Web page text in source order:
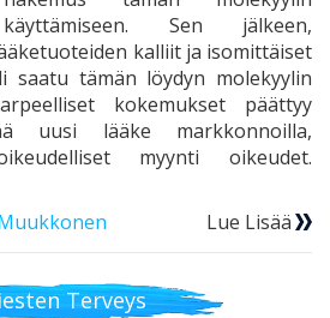
käyttämiseen. Sen jälkeen,
kalliit ja isomittäiset
saatu tämän löydyn molekyylin
kokemukset päättyy
uusi lääke markkonnoilla,
myynti oikeudet.
Lue Lisää
Terveys